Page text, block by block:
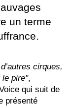
un terme
cirques,
le pire",
qui suit de
présenté